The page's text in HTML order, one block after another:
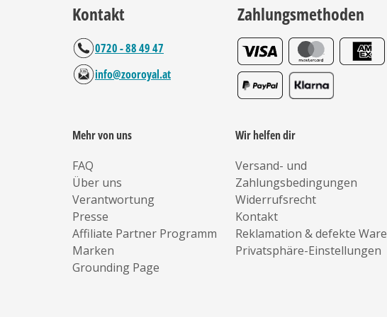
Kontakt
0720 - 88 49 47
info@zooroyal.at
Zahlungsmethoden
Mehr von uns
FAQ
Über uns
Verantwortung
Presse
Affiliate Partner Programm
Marken
Grounding Page
Wir helfen dir
Versand- und
Zahlungsbedingungen
Widerrufsrecht
Kontakt
Reklamation & defekte Ware
Privatsphäre-Einstellungen